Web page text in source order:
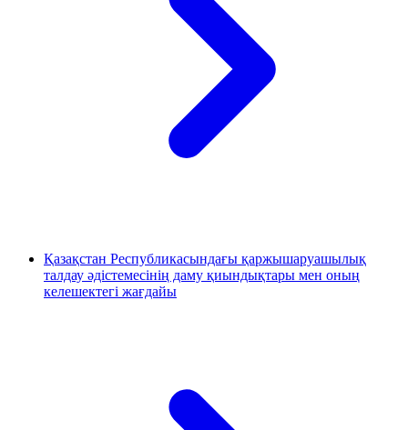
Қазақстан Республикасындағы қаржышаруашылық
талдау әдістемесінің даму қиындықтары мен оның
келешектегі жағдайы